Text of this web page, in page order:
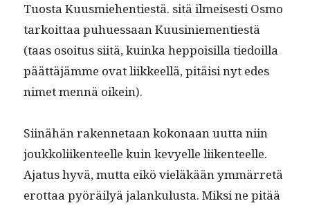
Tuos­ta Kuus­miehen­ti­estä. sitä ilmeis­es­ti Osmo
tarkoit­taa puhues­saan Kuusiniemen­ti­estä
(taas osoi­tus siitä, kuin­ka hep­poisil­la tiedoil­la
päät­täjämme ovat liik­keel­lä, pitäisi nyt edes
nimet men­nä oikein).
Siinähän raken­netaan kokon­aan uut­ta niin
joukkoli­iken­teelle kuin kevyelle liiken­teelle.
Aja­tus hyvä, mut­ta eikö vieläkään ymmär­retä
erot­taa pyöräi­lyä jalanku­lus­ta. Mik­si ne pitää